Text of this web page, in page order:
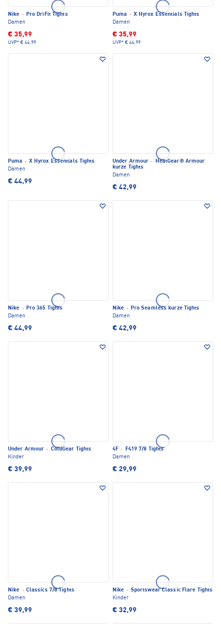
Nike · Pro DriFit Tights
Damen
€ 35,99
UVP* € 44,99
Puma · X Hyrox Essentials Tights
Damen
€ 35,99
UVP* € 44,99
Puma · X Hyrox Essentials Tights
Damen
€ 44,99
Under Armour ·
HeatGear® Armour
kurze Tights
Damen
€ 42,99
Nike · Pro 365 Tights
Damen
€ 44,99
Nike · Pro Seamless kurze Tights
Damen
€ 42,99
Under Armour · ColdGear Tights
Kinder
€ 39,99
4F ·
F419 7/8 Tights
Damen
€ 29,99
Nike · Classics 7/8 Tights
Damen
€ 39,99
Nike · Sportswear Classic Flare Tights
Kinder
€ 32,99